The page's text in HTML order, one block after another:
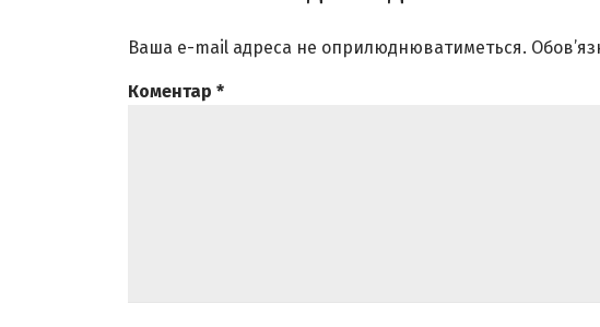
Ваша e-mail адреса не оприлюднюватиметься.
Коментар *